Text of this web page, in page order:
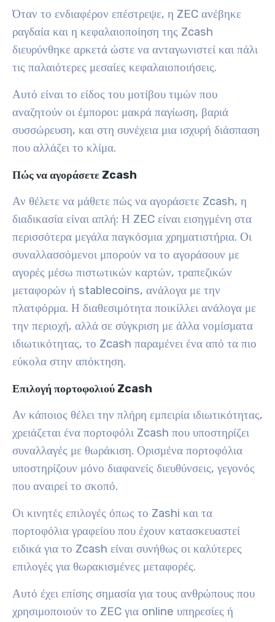
Όταν το ενδιαφέρον επέστρεψε, η ZEC ανέβηκε
ραγδαία και η κεφαλαιοποίηση της Zcash
διευρύνθηκε αρκετά ώστε να ανταγωνιστεί και πάλι
τις παλαιότερες μεσαίες κεφαλαιοποιήσεις.
Αυτό είναι το είδος του μοτίβου τιμών που
αναζητούν οι έμποροι: μακρά παγίωση, βαριά
συσσώρευση, και στη συνέχεια μια ισχυρή διάσπαση
που αλλάζει το κλίμα.
Πώς να αγοράσετε Zcash
Αν θέλετε να μάθετε πώς να αγοράσετε Zcash, η
διαδικασία είναι απλή: Η ZEC είναι εισηγμένη στα
περισσότερα μεγάλα παγκόσμια χρηματιστήρια. Οι
συναλλασσόμενοι μπορούν να το αγοράσουν με
αγορές μέσω πιστωτικών καρτών, τραπεζικών
μεταφορών ή stablecoins, ανάλογα με την
πλατφόρμα. Η διαθεσιμότητα ποικίλλει ανάλογα με
την περιοχή, αλλά σε σύγκριση με άλλα νομίσματα
ιδιωτικότητας, το Zcash παραμένει ένα από τα πιο
εύκολα στην απόκτηση.
Επιλογή πορτοφολιού Zcash
Αν κάποιος θέλει την πλήρη εμπειρία ιδιωτικότητας,
χρειάζεται ένα πορτοφόλι Zcash που υποστηρίζει
συναλλαγές με θωράκιση. Ορισμένα πορτοφόλια
υποστηρίζουν μόνο διαφανείς διευθύνσεις, γεγονός
που αναιρεί το σκοπό.
Οι κινητές επιλογές όπως το Zashi και τα
πορτοφόλια γραφείου που έχουν κατασκευαστεί
ειδικά για το Zcash είναι συνήθως οι καλύτερες
επιλογές για θωρακισμένες μεταφορές.
Αυτό έχει επίσης σημασία για τους ανθρώπους που
χρησιμοποιούν το ZEC για online υπηρεσίες ή